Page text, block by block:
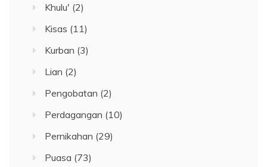
Khulu' (2)
Kisas (11)
Kurban (3)
Lian (2)
Pengobatan (2)
Perdagangan (10)
Pernikahan (29)
Puasa (73)